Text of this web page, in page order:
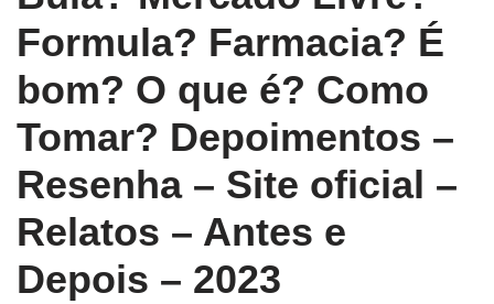
Formula? Farmacia? É
bom? O que é? Como
Tomar? Depoimentos –
Resenha – Site oficial –
Relatos – Antes e
Depois – 2023